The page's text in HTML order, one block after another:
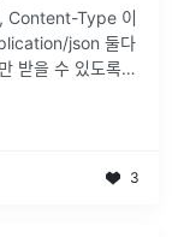
, Content-Type 이
json 둘다
받을 수 있도록
3